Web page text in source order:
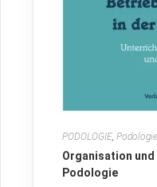
PODOLOGIE,
Organisation
Podologie